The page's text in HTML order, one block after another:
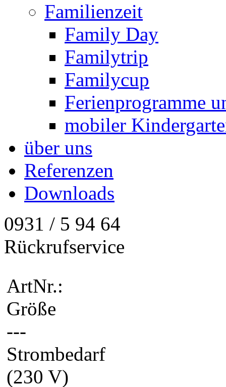
Familienzeit
Family Day
Familytrip
Familycup
Ferienprogramme
mobiler
über uns
Referenzen
Downloads
0931 / 5 94 64
Rückrufservice
ArtNr.:
Größe
---
Strombedarf
(230 V)